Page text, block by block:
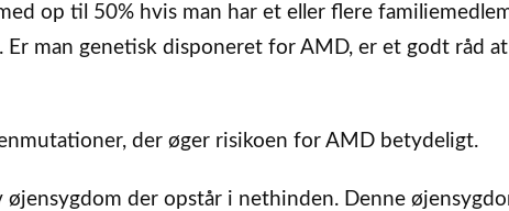
op til 50% hvis man har et eller flere
man genetisk disponeret for AMD, er et godt råd
der øger risikoen for AMD betydeligt.
øjensygdom der opstår i nethinden. Denne